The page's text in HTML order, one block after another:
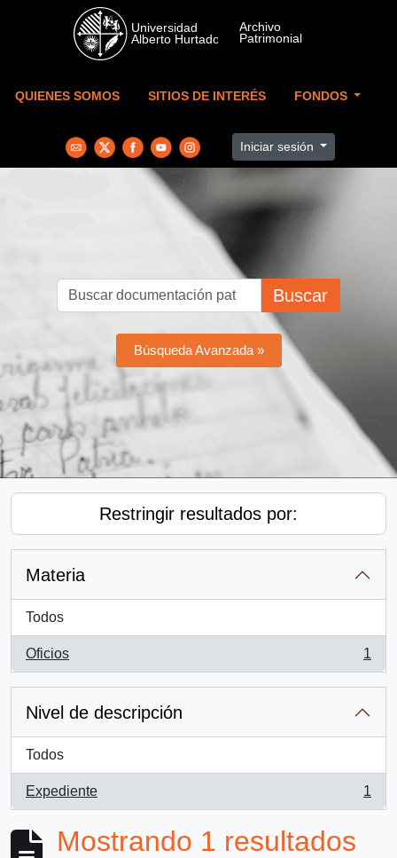
Skip to main content
QUIENES SOMOS SITIOS DE INTERÉS FONDOS
Iniciar sesión
Buscar
Búsqueda Avanzada »
Restringir resultados por:
Materia
Todos
Oficios
, 1 resultados
1
Nivel de descripción
Todos
Expediente
, 1 resultados
1
Mostrando 1 resultados